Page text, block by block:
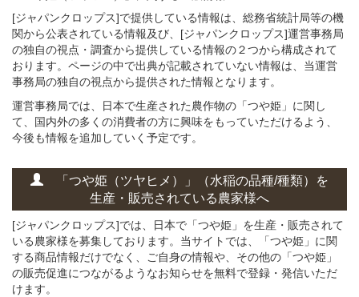
[ジャパンクロップス]で提供している情報は、総務省統計局等の機
関から公表されている情報及び、[ジャパンクロップス]運営事務局
の独自の視点・調査から提供している情報の２つから構成されて
おります。ページの中で出典が記載されていない情報は、当運営
事務局の独自の視点から提供された情報となります。
運営事務局では、日本で生産された農作物の「つや姫」に関し
て、国内外の多くの消費者の方に興味をもっていただけるよう、
今後も情報を追加していく予定です。
「つや姫（ツヤヒメ）」 （水稲の品種/種類）
を
生産・販売されている農家様へ
[ジャパンクロップス]では、日本で「つや姫」を生産・販売されて
いる農家様を募集しております。当サイトでは、「つや姫」に関
する商品情報だけでなく、ご自身の情報や、その他の「つや姫」
の販売促進につながるようなお知らせを無料で登録・発信いただ
けます。